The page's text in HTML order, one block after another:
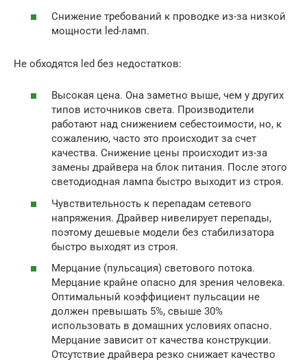
Снижение требований к проводке из-за низкой
мощности led-ламп.
Не обходятся led без недостатков:
Высокая цена. Она заметно выше, чем у других
типов источников света. Производители
работают над снижением себестоимости, но, к
сожалению, часто это происходит за счет
качества. Снижение цены происходит из-за
замены драйвера на блок питания. После этого
светодиодная лампа быстро выходит из строя.
Чувствительность к перепадам сетевого
напряжения. Драйвер нивелирует перепады,
поэтому дешевые модели без стабилизатора
быстро выходят из строя.
Мерцание (пульсация) светового потока.
Мерцание крайне опасно для зрения человека.
Оптимальный коэффициент пульсации не
должен превышать 5%, свыше 30%
использовать в домашних условиях опасно.
Мерцание зависит от качества конструкции.
Отсутствие драйвера резко снижает качество